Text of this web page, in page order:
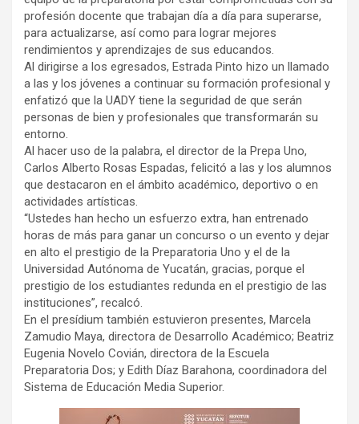
profesión docente que trabajan día a día para superarse,
para actualizarse, así como para lograr mejores
rendimientos y aprendizajes de sus educandos.
Al dirigirse a los egresados, Estrada Pinto hizo un llamado
a las y los jóvenes a continuar su formación profesional y
enfatizó que la UADY tiene la seguridad de que serán
personas de bien y profesionales que transformarán su
entorno.
Al hacer uso de la palabra, el director de la Prepa Uno,
Carlos Alberto Rosas Espadas, felicitó a las y los alumnos
que destacaron en el ámbito académico, deportivo o en
actividades artísticas.
“Ustedes han hecho un esfuerzo extra, han entrenado
horas de más para ganar un concurso o un evento y dejar
en alto el prestigio de la Preparatoria Uno y el de la
Universidad Autónoma de Yucatán, gracias, porque el
prestigio de los estudiantes redunda en el prestigio de las
instituciones”, recalcó.
En el presídium también estuvieron presentes, Marcela
Zamudio Maya, directora de Desarrollo Académico; Beatriz
Eugenia Novelo Covián, directora de la Escuela
Preparatoria Dos; y Edith Díaz Barahona, coordinadora del
Sistema de Educación Media Superior.